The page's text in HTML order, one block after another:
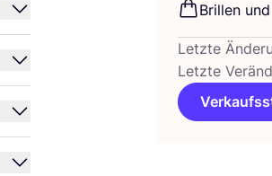
Bril­len
Letzte
Letzte